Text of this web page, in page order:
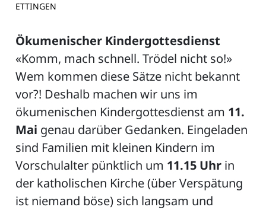
ETTINGEN
Ökumenischer Kindergottesdienst
«Komm, mach schnell. Trödel nicht so!»
Wem kommen diese Sätze nicht bekannt
vor?! Deshalb machen wir uns im
ökumenischen Kindergottesdienst am 11.
Mai genau darüber Gedanken. Eingeladen
sind Familien mit kleinen Kindern im
Vorschulalter pünktlich um 11.15 Uhr in
der katholischen Kirche (über Verspätung
ist niemand böse) sich langsam und